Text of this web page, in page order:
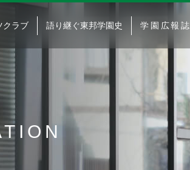
クラブ 語り継ぐ東邦学園史 学園広報誌